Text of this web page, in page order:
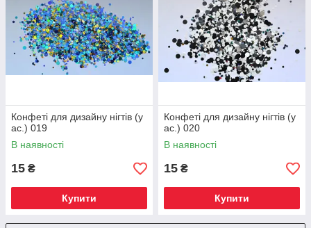
Конфеті для дизайну нігтів (у
ас.) 019
В наявності
15 ₴
Купити
Конфеті для дизайну нігтів (у
ас.) 020
В наявності
15 ₴
Купити